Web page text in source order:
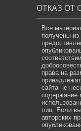
ОТКАЗ ОТ
Все
получены из
права на
сайта не
содержание
лиц. Если
авторских